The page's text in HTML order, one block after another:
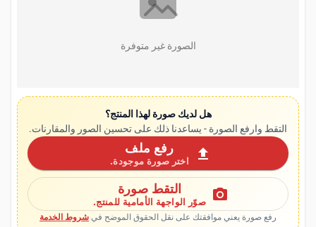
الصورة غير متوفرة
هل لديك صورة لهذا المنتج؟
التقط وارفع الصورة - يساعدنا ذلك على تحسين الصور والمقارنات.
upload رفع ملف
اختر صورة موجودة.
photo_camera التقط صورة
صوّر الواجهة الأمامية للمنتج.
رفع صورة يعني موافقتك على نقل الحقوق الموضح في شروط الخدمة